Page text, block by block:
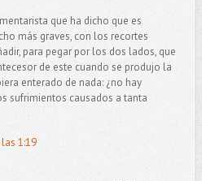
que ha dicho que es
más graves, con los recortes
para pegar por los dos lados, que
de este cuando se produjo la
enterado de nada: ¿no hay
sufrimientos causados a tanta
1:19